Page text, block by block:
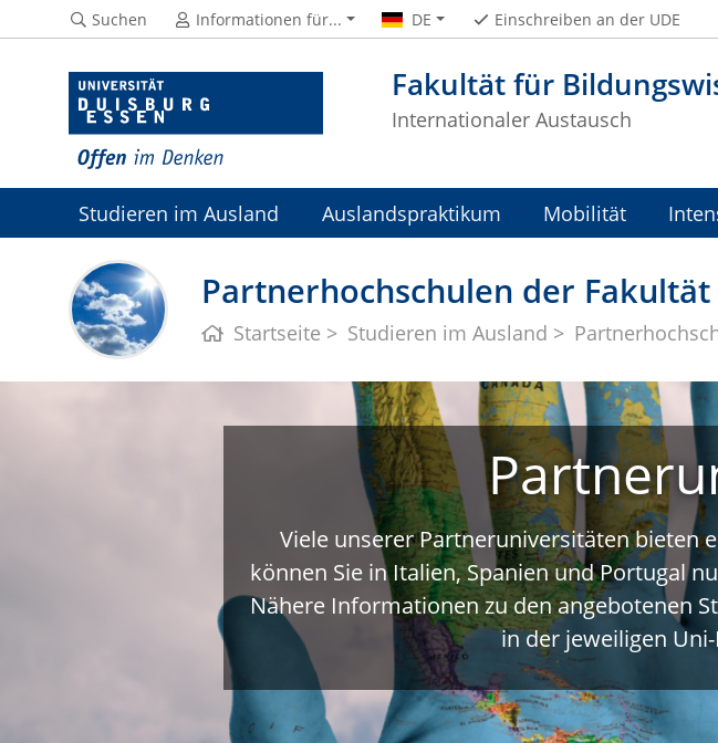
Fakultät für
Internationaler Austausch
Suchen Informationen für... DE Einschreiben an der UDE
Studieren im Ausland Auslandspraktikum Mobilität
Partnerhochschulen der
Startseite Studieren im Ausland
Viele unserer Partneruniversitäten bieten
können Sie in Italien, Spanien und Portugal
Nähere Informationen zu den angebotenen
in der jeweiligen